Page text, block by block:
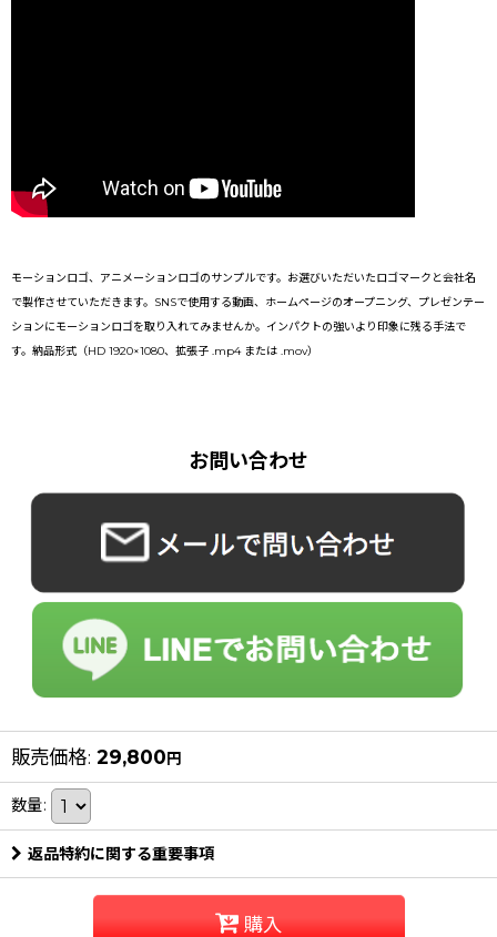
モーションロゴ、アニメーションロゴのサンプルです。お選びいただいたロゴマークと会社名
で製作させていただきます。SNSで使用する動画、ホームページのオープニング、プレゼンテー
ションにモーションロゴを取り入れてみませんか。インパクトの強いより印象に残る手法で
す。納品形式（HD 1920×1080、拡張子 .mp4 または .mov）
お問い合わせ
販売価格: 29,800円
数量:
返品特約に関する重要事項
購入